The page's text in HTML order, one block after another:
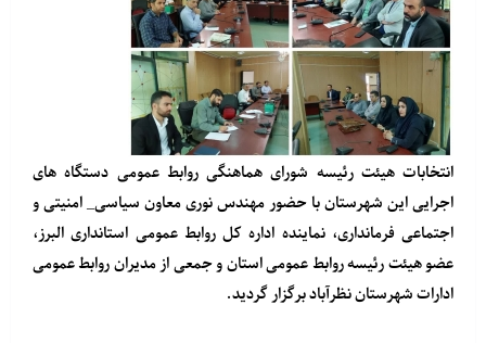
انتخابات هیئت رئیسه شورای هماهنگی روابط عمومی دستگاه های
اجرایی این شهرستان با حضور مهندس نوری معاون سیاسی_ امنیتی و
اجتماعی فرمانداری، نماینده اداره کل روابط عمومی استانداری البرز،
عضو هیئت رئیسه روابط عمومی استان و جمعی از مدیران روابط عمومی
ادارات شهرستان نظرآباد برگزار گردید.